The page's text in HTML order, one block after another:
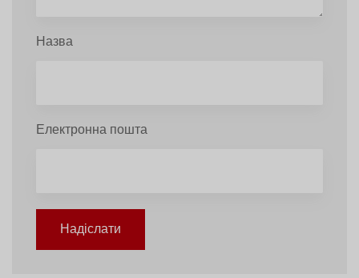
Назва
Електронна пошта
Надіслати